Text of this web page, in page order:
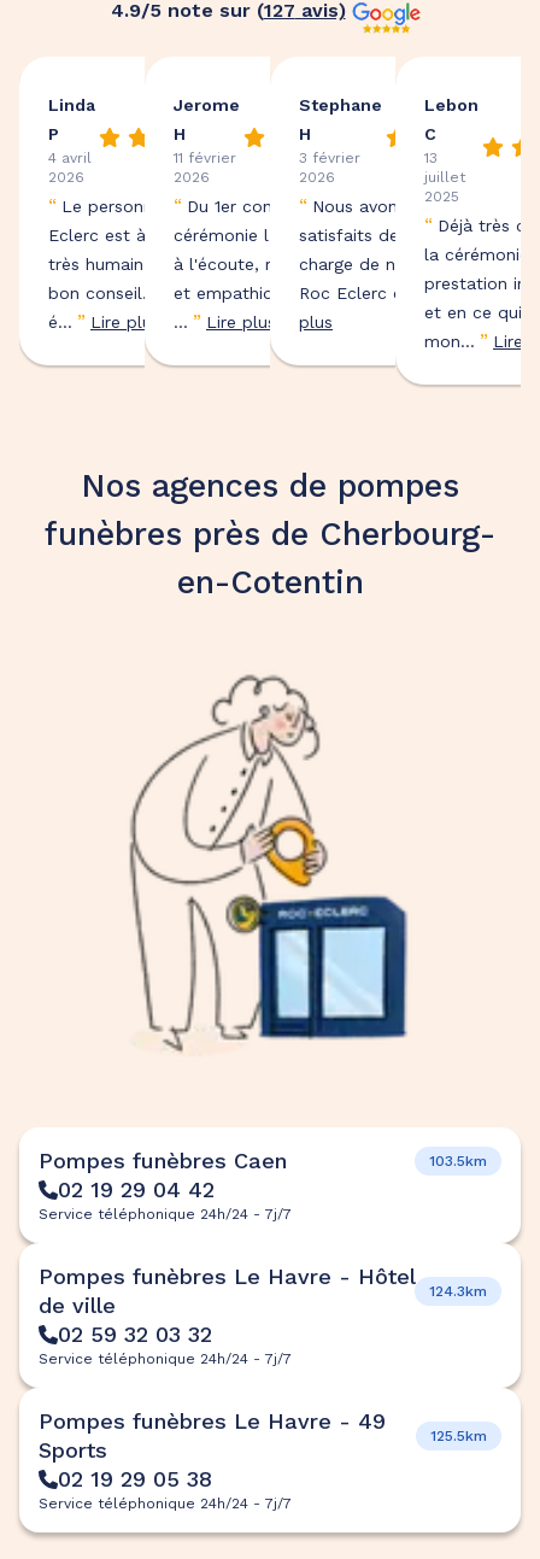
4.9/5 note sur (127 avis)
Linda
P
4 avril
2026
“ Le personnel de Roc
Eclerc est à l'écoute et
très humain et sont de
bon conseil. Ils ont
é... ” Lire plus
Jerome
H
11 février
2026
“ Du 1er contact à la
cérémonie l'équipe a été
à l'écoute, respectueuse,
et empathique Les
... ” Lire plus
Stephane
H
3 février
2026
“ Nous avons été très
satisfaits de la prise en
charge de notre papa par
Roc Eclerc et des p... ” Lire
plus
Lebon
C
13
juillet
2025
“ Déjà très
la cérémonie,
prestation
et en ce qui
mon... ” Lire
Nos agences de pompes
funèbres près de Cherbourg-
en-Cotentin
Pompes funèbres Caen 103.5km
02 19 29 04 42
Service téléphonique 24h/24 - 7j/7
Pompes funèbres Le Havre - Hôtel
de ville
124.3km
02 59 32 03 32
Service téléphonique 24h/24 - 7j/7
Pompes funèbres Le Havre - 49
Sports
125.5km
02 19 29 05 38
Service téléphonique 24h/24 - 7j/7